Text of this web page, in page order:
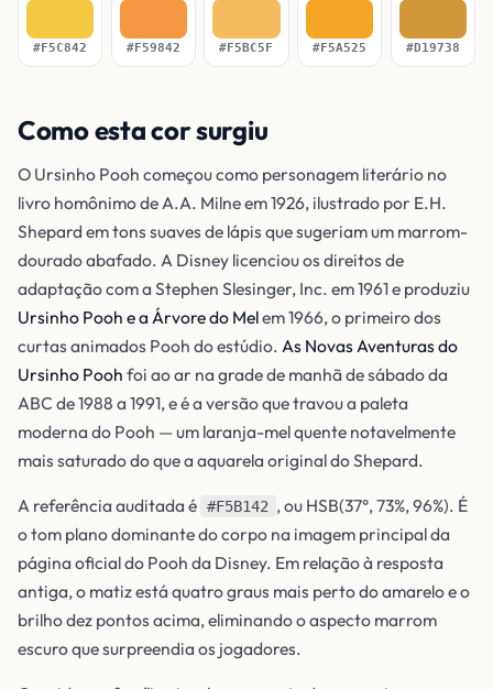
#F5C842 #F59842 #F5BC5F #F5A525 #D19738
Como esta cor surgiu
O Ursinho Pooh começou como personagem literário no
livro homônimo de A.A. Milne em 1926, ilustrado por E.H.
Shepard em tons suaves de lápis que sugeriam um marrom-
dourado abafado. A Disney licenciou os direitos de
adaptação com a Stephen Slesinger, Inc. em 1961 e produziu
Ursinho Pooh e a Árvore do Melem 1966, o primeiro dos
curtas animados Pooh do estúdio. As Novas Aventuras do
Ursinho Pooh foi ao ar na grade de manhã de sábado da
ABC de 1988 a 1991, e é a versão que travou a paleta
moderna do Pooh — um laranja-mel quente notavelmente
mais saturado do que a aquarela original do Shepard.
A referência auditada é #F5B142 , ou HSB(37°, 73%, 96%). É
o tom plano dominante do corpo na imagem principal da
página oficial do Pooh da Disney. Em relação à resposta
antiga, o matiz está quatro graus mais perto do amarelo e o
brilho dez pontos acima, eliminando o aspecto marrom
escuro que surpreendia os jogadores.